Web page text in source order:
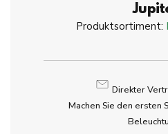
Produktsortiment:
Direkter
Machen Sie den ersten